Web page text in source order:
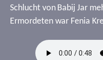
Schlucht von Babij Jar
Ermordeten war Fenia